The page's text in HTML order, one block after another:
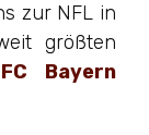
zur NFL in
größten
FC Bayern